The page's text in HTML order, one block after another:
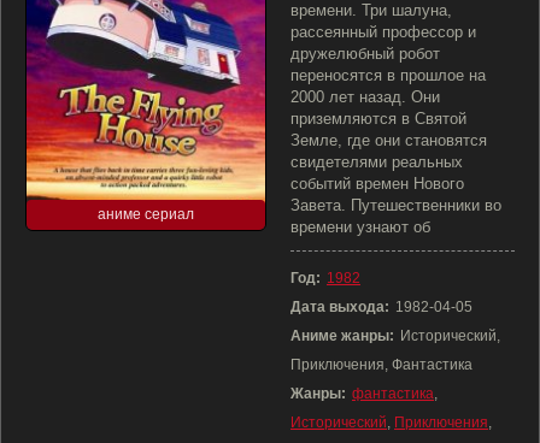
аниме сериал
времени. Три шалуна,
рассеянный профессор и
дружелюбный робот
переносятся в прошлое на
2000 лет назад. Они
приземляются в Святой
Земле, где они становятся
свидетелями реальных
событий времен Нового
Завета. Путешественники во
времени узнают об
Год: 1982
Дата выхода: 1982-04-05
Аниме жанры: Исторический,
Приключения, Фантастика
Жанры: фантастика,
Исторический, Приключения,